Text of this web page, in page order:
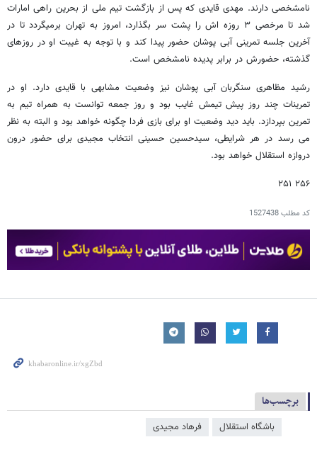
نامشخصی دارند. مهدی قایدی که پس از بازگشت تیم ملی از بحرین راهی امارات
شد تا مرخصی ۳ روزه اش را پشت سر بگذارد، امروز به تهران برمیگردد تا در
آخرین جلسه تمرینی آبی پوشان حضور پیدا کند و با توجه به غیبت او در روزهای
گذشته، حضورش در برابر پدیده نامشخص است.
رشید مظاهری سنگربان آبی پوشان نیز وضعیت مشابهی با قایدی دارد. او در
تمرینات چند روز پیش تیمش غایب بود و روز جمعه توانست به همراه تیم به
تمرین بپردازد. باید دید وضعیت او برای بازی فردا چگونه خواهد بود و البته به نظر
می رسد در هر شرایطی، سیدحسین حسینی انتخاب مجیدی برای حضور درون
دروازه استقلال خواهد بود.
۲۵۶ ۲۵۱
کد مطلب1527438
برچسب‌ها
باشگاه استقلال فرهاد مجیدی